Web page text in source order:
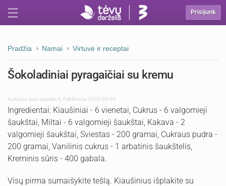
Prisijunk
Pradžia Namai Virtuvė ir receptai
Šokoladiniai pyragaičiai su kremu
Autorius:tevu-darzelis.lt Publikuota: 0000-00-00
Ingredientai: Kiaušiniai - 6 vienetai, Cukrus - 6 valgomieji
šaukštai, Miltai - 6 valgomieji šaukštai, Kakava - 2
valgomieji šaukštai, Sviestas - 200 gramai, Cukraus pudra -
200 gramai, Vanilinis cukrus - 1 arbatinis šaukštelis,
Kreminis sūris - 400 gabala.
Visų pirma sumaišykite tešlą. Kiaušinius išplakite su